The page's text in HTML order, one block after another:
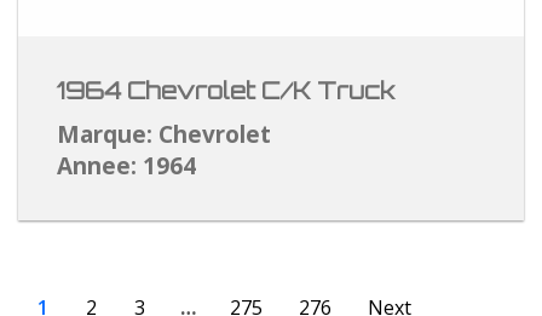
1964 Chevrolet C/K Truck
Marque: Chevrolet
Annee: 1964
1 2 3 … 275 276 Next